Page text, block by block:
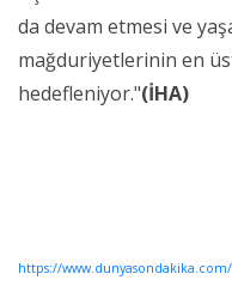
da devam etmesi ve
mağduriyetlerinin en
hedefleniyor."(İHA)
https://www.dunyasondakika.com/